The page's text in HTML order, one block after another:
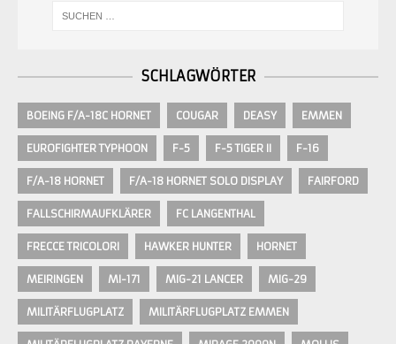
SCHLAGWÖRTER
BOEING F/A-18C HORNET COUGAR DEASY EMMEN
EUROFIGHTER TYPHOON F-5 F-5 TIGER II F-16
F/A-18 HORNET F/A-18 HORNET SOLO DISPLAY FAIRFORD
FALLSCHIRMAUFKLÄRER FC LANGENTHAL
FRECCE TRICOLORI HAWKER HUNTER HORNET
MEIRINGEN MI-171 MIG-21 LANCER MIG-29
MILITÄRFLUGPLATZ MILITÄRFLUGPLATZ EMMEN